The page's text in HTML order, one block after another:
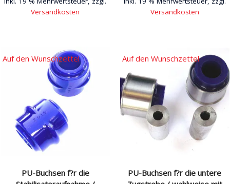
Versandkosten
weist
mehrere
Varianten
auf.
Die
Optionen
können
auf
gewählt
Versandkosten
mehrere
Varianten
auf.
Die
Optionen
können
gewählt
PU-Buchsen f?r die
Auf den Wunschzettel
PU-Buchsen f?r die untere
Auf den Wunschzettel